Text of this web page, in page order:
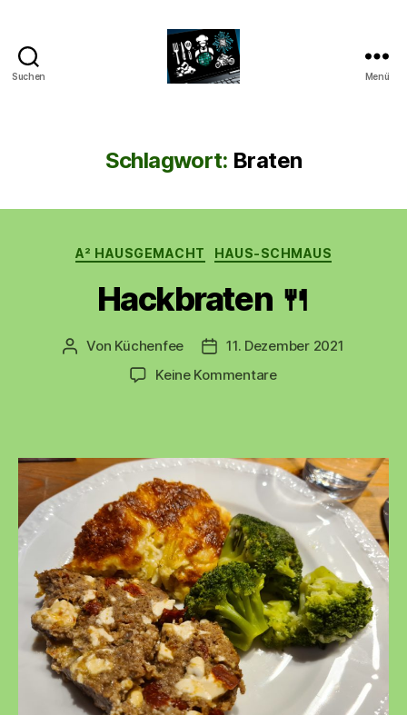
Suchen Menü
Schlagwort: Braten
Kategorien
A² HAUSGEMACHT HAUS-SCHMAUS
Hackbraten 🍴
Beitragsautor
Von Küchenfee Beitragsdatum
11. Dezember 2021
Keine Kommentarezu